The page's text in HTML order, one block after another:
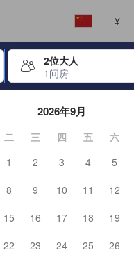
¥
2位大人
1间房
房日期。使用 Enter 键选
2026年9月
二 三 四 五 六
1
2 3 4 5
8 9 10 11 12
15 16 17 18 19
22 23 24 25 26